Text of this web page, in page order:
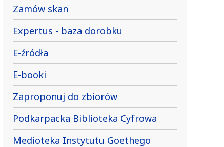
Zamów skan
Expertus - baza dorobku
E-źródła
E-booki
Zaproponuj do zbiorów
Podkarpacka Biblioteka Cyfrowa
Medioteka Instytutu Goethego